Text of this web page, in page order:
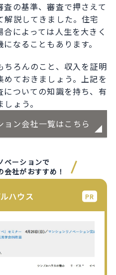
の基準、審査で押さえて
解説してきました。住宅
によっては人生を大きく
なることもあります。
ろんのこと、収入を証明
ておきましょう。上記を
ついての知識を持ち、有
ょう。
ン会社一覧はこちら
ベーションで
会社がおすすめ！
ハウス